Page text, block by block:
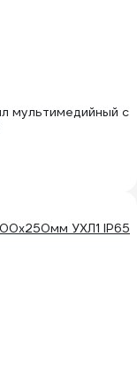
мультимедийный с